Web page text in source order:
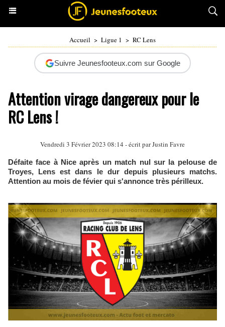
Accueil > Ligue 1 > RC Lens
Suivre Jeunesfooteux.com sur Google
Attention virage dangereux pour le
RC Lens !
Vendredi 3 Février 2023 08:14 - écrit parJustin Favre
Défaite face à Nice après un match nul sur la pelouse de
Troyes, Lens est dans le dur depuis plusieurs matchs.
Attention au mois de févier qui s'annonce très périlleux.